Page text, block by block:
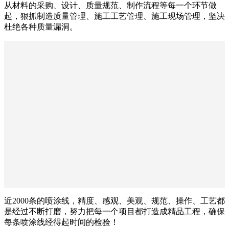
从材料的采购、设计、质量规范、制作流程等每一个环节做
起，狠抓制造质量管理、施工工艺管理、施工现场管理，坚决
杜绝各种质量漏洞。
近2000条的喷涂线，精度、感观、美观、规范、操作、工艺都
是经过不断打磨，努力把每一个项目都打造成精品工程，确保
每条喷涂线经得起时间的检验！